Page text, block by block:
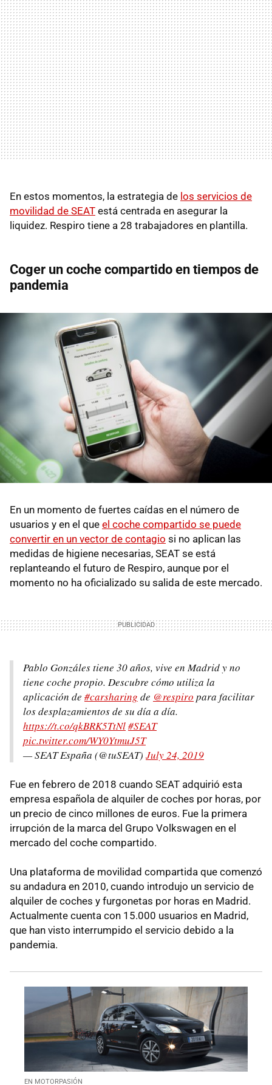
En estos momentos, la estrategia de los servicios de
movilidad de SEAT está centrada en asegurar la
liquidez. Respiro tiene a 28 trabajadores en plantilla.
Coger un coche compartido en tiempos de
pandemia
En un momento de fuertes caídas en el número de
usuarios y en el que el coche compartido se puede
convertir en un vector de contagio si no aplican las
medidas de higiene necesarias, SEAT se está
replanteando el futuro de Respiro, aunque por el
momento no ha oficializado su salida de este mercado.
Pablo Gonzáles tiene 30 años, vive en Madrid y no
tiene coche propio. Descubre cómo utiliza la
aplicación de #carsharing de @respiro para facilitar
los desplazamientos de su día a día.
https://t.co/qkBRK5TtNl#SEAT
pic.twitter.com/WY0YtmuJ5T
— SEAT España (@tuSEAT) July 24, 2019
Fue en febrero de 2018 cuando SEAT adquirió esta
empresa española de alquiler de coches por horas, por
un precio de cinco millones de euros. Fue la primera
irrupción de la marca del Grupo Volkswagen en el
mercado del coche compartido.
Una plataforma de movilidad compartida que comenzó
su andadura en 2010, cuando introdujo un servicio de
alquiler de coches y furgonetas por horas en Madrid.
Actualmente cuenta con 15.000 usuarios en Madrid,
que han visto interrumpido el servicio debido a la
pandemia.
EN MOTORPASIÓN